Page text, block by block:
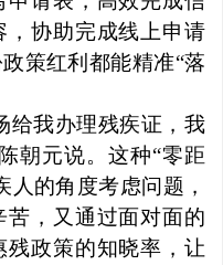
，协助完成线上申请
策红利都能精准“落
给我办理残疾证，我
朝元说。这种“零距
人的角度考虑问题，
苦，又通过面对面的
政策的知晓率，让